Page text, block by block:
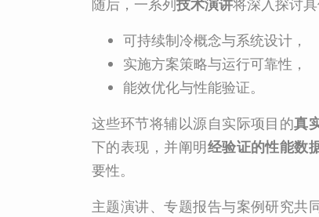
随后，一系列技术演讲将深入探讨
可持续制冷概念与系统设计，
实施方案策略与运行可靠性，
能效优化与性能验证。
这些环节将辅以源自实际项目的真
下的表现，并阐明经验证的性能数
要性。
主题演讲、专题报告与案例研究共